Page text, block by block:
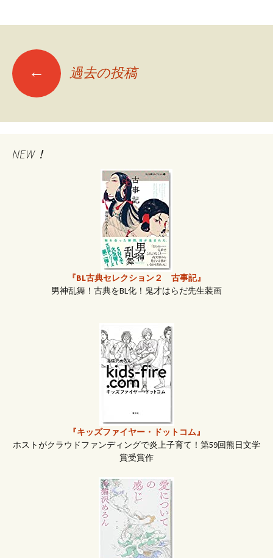
投
稿
ナ
← 過去の投稿
NEW！
『BL古典セレクション２ 古事記』
男神乱舞！古典をBL化！鬼才はらだ先生装画
『キッズファイヤー・ドットコム』
ホストがクラウドファンディングで炎上子育て！第59回熊日文学
賞受賞作